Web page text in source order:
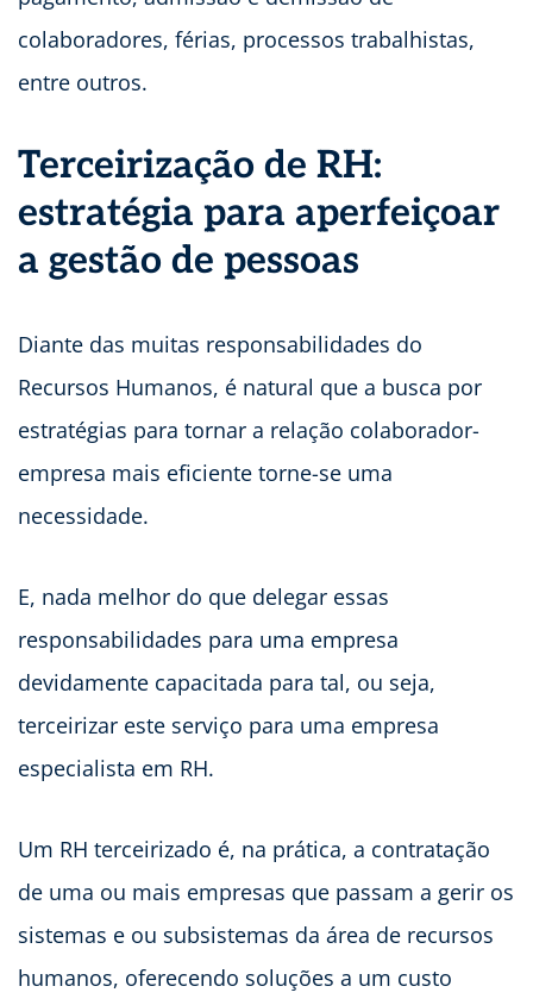
colaboradores, férias, processos trabalhistas,
entre outros.
Terceirização de RH:
estratégia para aperfeiçoar
a gestão de pessoas
Diante das muitas responsabilidades do
Recursos Humanos, é natural que a busca por
estratégias para tornar a relação colaborador-
empresa mais eficiente torne-se uma
necessidade.
E, nada melhor do que delegar essas
responsabilidades para uma empresa
devidamente capacitada para tal, ou seja,
terceirizar este serviço para uma empresa
especialista em RH.
Um RH terceirizado é, na prática, a contratação
de uma ou mais empresas que passam a gerir os
sistemas e ou subsistemas da área de recursos
humanos, oferecendo soluções a um custo